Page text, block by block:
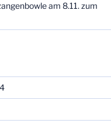
am 8.11. zum